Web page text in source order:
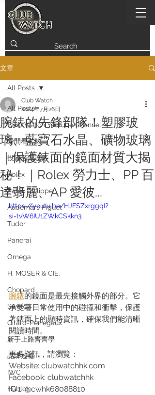
文章
All Posts
Club Watch Youtube Channel
瞬間看名錶
投資名錶攻略
Rolex
Patek Philippe
Audemars Piguet
Tudor
Panerai
Omega
H. MOSER & CIE.
Chopard
Swatch
Girard-Perregaux
新手上路齊齊學
品牌巡禮
IWC
Hublot
All Posts
腕錶的先鋒部隊！塑膠玻
璃、藍寶石水晶、礦物玻璃
｜保護錶面的鏡面材質大揭
秘！｜Rolex 勞力士、PP 百
達翡麗、AP 愛彼...
Club Watch
2024年7月26日
https://youtu.be/HJFSZxrggqI?
si=tvW6IU1ZWkCSkkn3
腕錶的鏡面是最先接觸外界的部分。它
承受著日常使用中的碰撞和衝擊，保護
著錶面上的顯時資訊，確保我們能清晰
閱讀時間。
更多資訊，請瀏覽：
Website: clubwatchhk.com
Facebook: clubwatchhk
IG 1: @cwhk68088810